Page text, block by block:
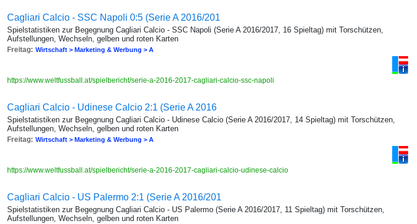
Cagliari Calcio - SSC Napoli 0:5 (Serie A 2016/201
Spielstatistiken zur Begegnung Cagliari Calcio - SSC Napoli (Serie A 2016/2017, 16 Spieltag) mit Torschützen,
Aufstellungen, Wechseln, gelben und roten Karten
Freitag: Wirtschaft > Marketing & Werbung > A
https://www.weltfussball.at/spielbericht/serie-a-2016-2017-cagliari-calcio-ssc-napoli
Cagliari Calcio - Udinese Calcio 2:1 (Serie A 2016
Spielstatistiken zur Begegnung Cagliari Calcio - Udinese Calcio (Serie A 2016/2017, 14 Spieltag) mit Torschützen,
Aufstellungen, Wechseln, gelben und roten Karten
Freitag: Wirtschaft > Marketing & Werbung > A
https://www.weltfussball.at/spielbericht/serie-a-2016-2017-cagliari-calcio-udinese-calcio
Cagliari Calcio - US Palermo 2:1 (Serie A 2016/201
Spielstatistiken zur Begegnung Cagliari Calcio - US Palermo (Serie A 2016/2017, 11 Spieltag) mit Torschützen,
Aufstellungen, Wechseln, gelben und roten Karten